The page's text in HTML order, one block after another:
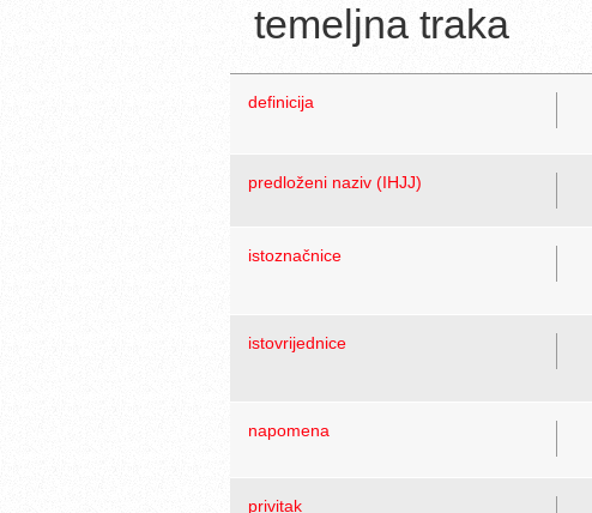
temeljna traka
definicija
predloženi naziv (IHJJ)
istoznačnice
istovrijednice
napomena
privitak